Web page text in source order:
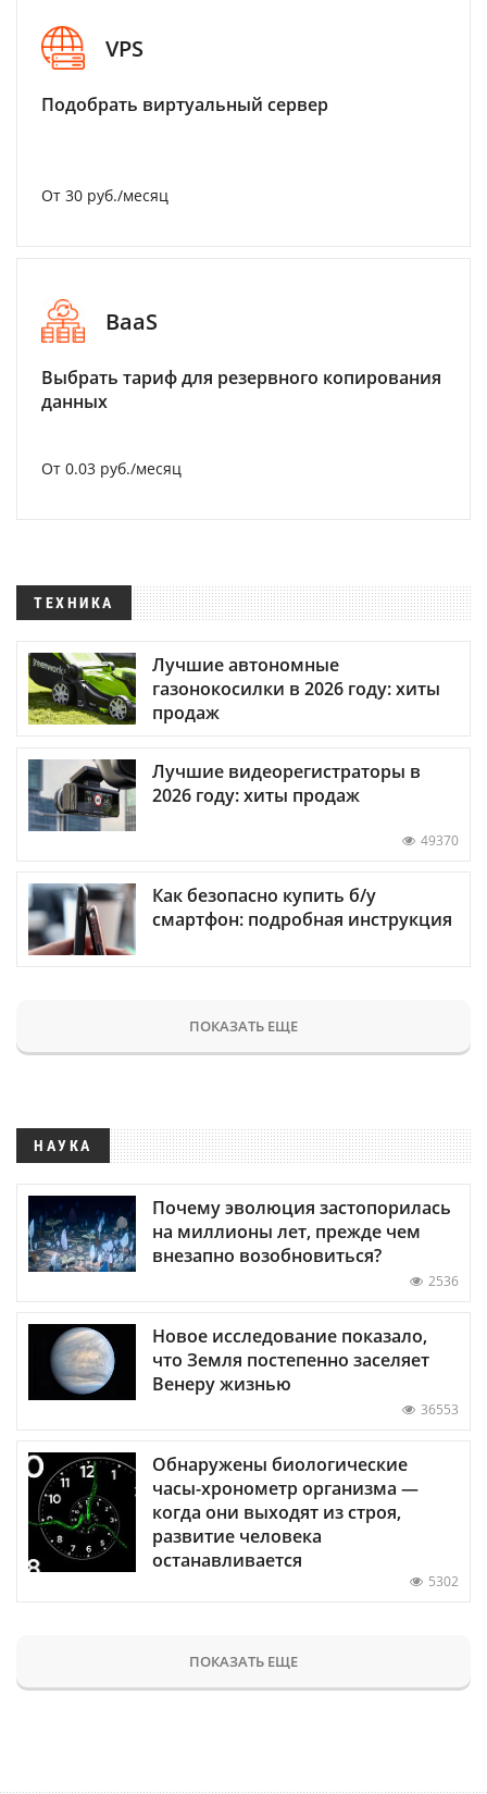
VPS
Подобрать виртуальный сервер
От 30 руб./месяц
BaaS
Выбрать тариф для резервного копирования
данных
От 0.03 руб./месяц
ТЕХНИКА
Лучшие автономные
газонокосилки в 2026 году: хиты
продаж
Лучшие видеорегистраторы в
2026 году: хиты продаж
49370
Как безопасно купить б/у
смартфон: подробная инструкция
ПОКАЗАТЬ ЕЩЕ
НАУКА
Почему эволюция застопорилась
на миллионы лет, прежде чем
внезапно возобновиться?
2536
Новое исследование показало,
что Земля постепенно заселяет
Венеру жизнью
36553
Обнаружены биологические
часы-хронометр организма —
когда они выходят из строя,
развитие человека
останавливается
5302
ПОКАЗАТЬ ЕЩЕ